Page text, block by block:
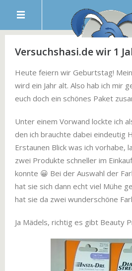
Versuchshasi.de wir 1
Heute feiern wir Geburtstag!
wird ein Jahr alt. Also hab ich mir
euch doch ein schönes Paket
Unter einem Vorwand lockte ich
den ich brauchte dabei eindeutig
Erstaunen Blick was ich vorhabe,
zwei Produkte schneller im
konnte 😀 Bei der Auswahl der
hat sie sich dann echt viel Mühe
hat sie da zwei wunderschöne
Ja Mädels, richtig es gibt Beauty